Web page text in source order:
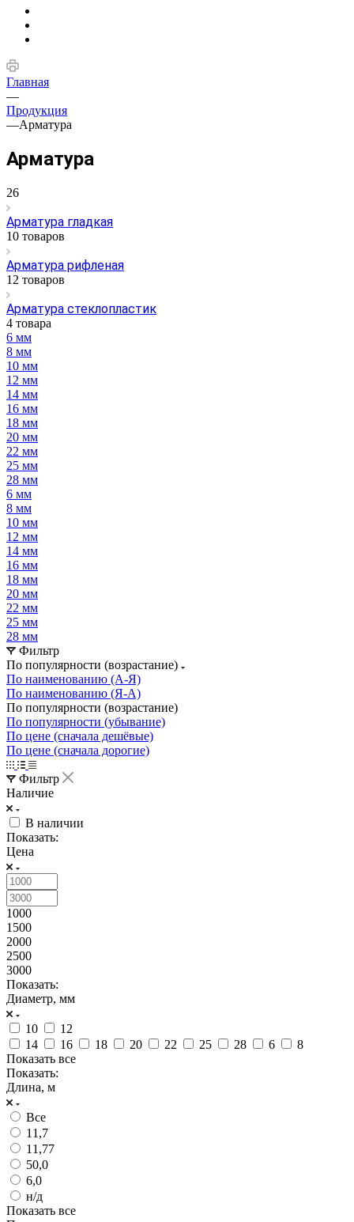
Главная
—
Продукция
—Арматура
Арматура
26
Арматура гладкая
10 товаров
Арматура рифленая
12 товаров
Арматура стеклопластик
4 товара
6 мм
8 мм
10 мм
12 мм
14 мм
16 мм
18 мм
20 мм
22 мм
25 мм
28 мм
6 мм
8 мм
10 мм
12 мм
14 мм
16 мм
18 мм
20 мм
22 мм
25 мм
28 мм
Фильтр
По популярности (возрастание)
По наименованию (А-Я)
По наименованию (Я-А)
По популярности (возрастание)
По популярности (убывание)
По цене (сначала дешёвые)
По цене (сначала дорогие)
Фильтр
Наличие
В наличии
Показать:
Цена
1000
1500
2000
2500
3000
Показать:
Диаметр, мм
10
12
14
16 18 20 22 25 28 6
8
Показать все
Показать:
Длина, м
Все
11,7
11,77
50,0
6,0
н/д
Показать все